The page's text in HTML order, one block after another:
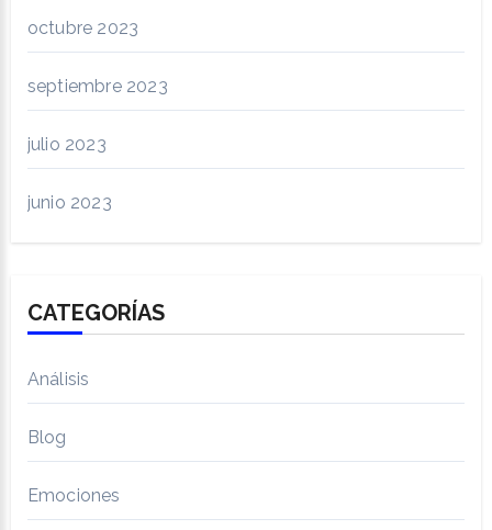
octubre 2023
septiembre 2023
julio 2023
junio 2023
CATEGORÍAS
Análisis
Blog
Emociones